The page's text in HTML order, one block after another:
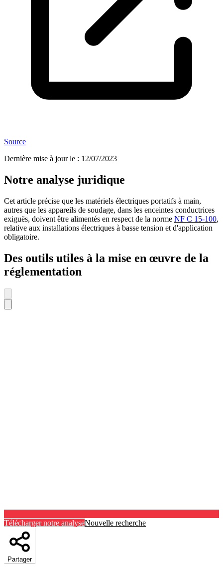
Source
Dernière mise à jour le : 12/07/2023
Notre analyse juridique
Cet article précise que les matériels électriques portatifs à main,
autres que les appareils de soudage, dans les enceintes conductrices
exiguës, doivent être alimentés en respect de la norme NF C 15-100,
relative aux installations électriques à basse tension et d'application
obligatoire.
Des outils utiles à la mise en œuvre de la
réglementation
Télécharger notre analyseNouvelle recherche
Partager